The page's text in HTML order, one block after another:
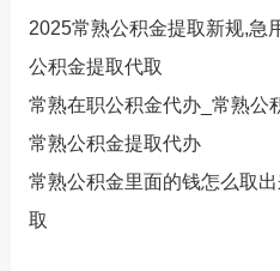
2025常熟公积金提取新规,急
公积金提取代取
常熟在职公积金代办_常熟公
常熟公积金提取代办
常熟公积金里面的钱怎么取
取